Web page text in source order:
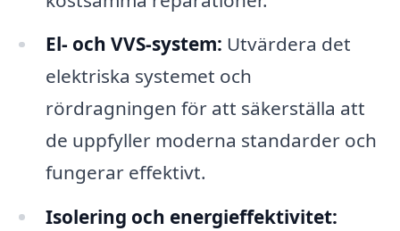
El- och VVS-system: Utvärdera det
elektriska systemet och
rördragningen för att säkerställa att
de uppfyller moderna standarder och
fungerar effektivt.
Isolering och energieffektivitet: